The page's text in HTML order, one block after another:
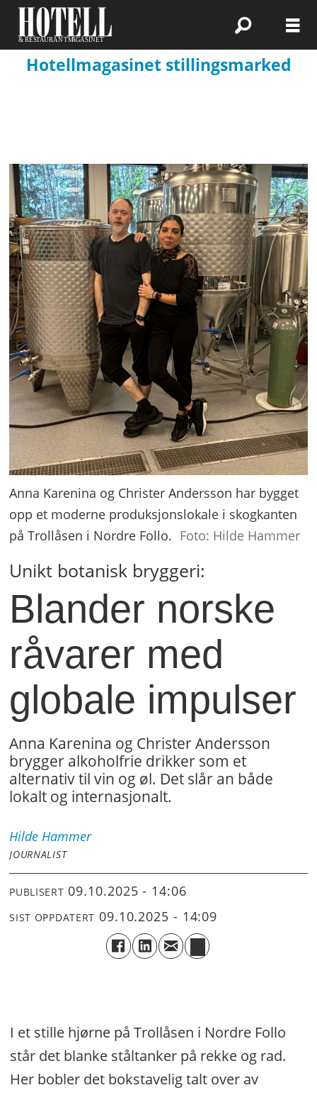
Hotellmagasinet stillingsmarked
Anna Karenina og Christer Andersson har bygget
opp et moderne produksjonslokale i skogkanten
på Trollåsen i Nordre Follo. Foto: Hilde Hammer
Unikt botanisk bryggeri:
Blander norske
råvarer med
globale impulser
Anna Karenina og Christer Andersson
brygger alkoholfrie drikker som et
alternativ til vin og øl. Det slår an både
lokalt og internasjonalt.
Hilde Hammer
JOURNALIST
PUBLISERT 09.10.2025 - 14:06
SIST OPPDATERT 09.10.2025 - 14:09
I et stille hjørne på Trollåsen i Nordre Follo
står det blanke ståltanker på rekke og rad.
Her bobler det bokstavelig talt over av